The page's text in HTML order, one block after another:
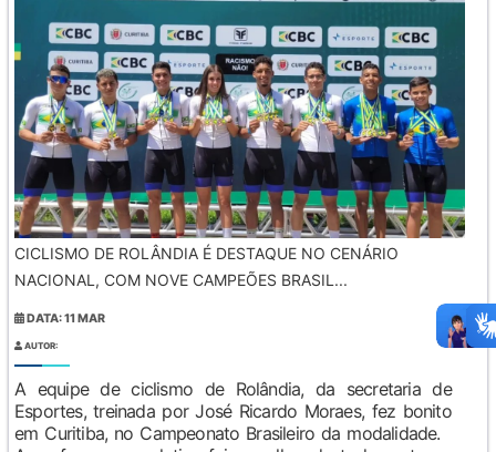
CICLISMO DE ROLÂNDIA É DESTAQUE NO CENÁRIO
NACIONAL, COM NOVE CAMPEÕES BRASIL...
DATA: 11 MAR
AUTOR:
A equipe de ciclismo de Rolândia, da secretaria de
Esportes, treinada por José Ricardo Moraes, fez bonito
em Curitiba, no Campeonato Brasileiro da modalidade.